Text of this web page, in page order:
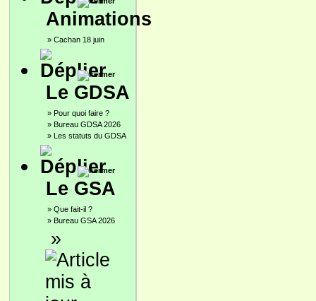
Animations
» Cachan 18 juin
Le GDSA
» Pour quoi faire ?
» Bureau GDSA 2026
» Les statuts du GDSA
Le GSA
» Que fait-il ?
» Bureau GSA 2026
»